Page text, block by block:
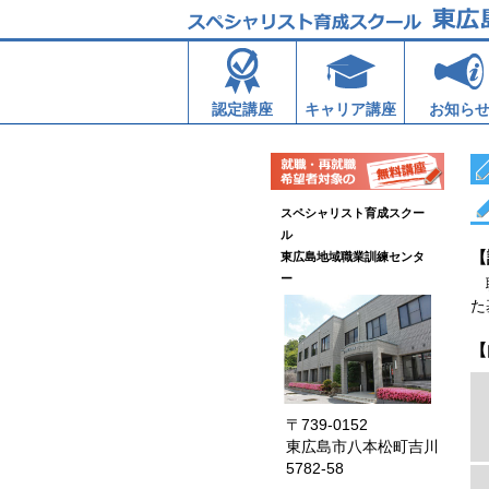
認定講座 キャリア講座 お知らせ
スペシャリスト育成スクー
ル
東広島地域職業訓練センタ
ー
〒739-0152
東広島市八本松町吉川
5782-58